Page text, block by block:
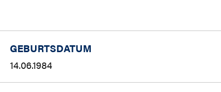
GEBURTSDATUM
14.06.1984